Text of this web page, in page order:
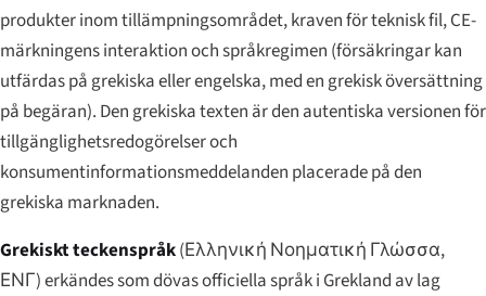
produkter inom tillämpningsområdet, kraven för teknisk fil, CE-
märkningens interaktion och språkregimen (försäkringar kan
utfärdas på grekiska eller engelska, med en grekisk översättning
på begäran). Den grekiska texten är den autentiska versionen för
tillgänglighetsredogörelser och
konsumentinformationsmeddelanden placerade på den
grekiska marknaden.
Grekiskt teckenspråk(Ελληνική Νοηματική Γλώσσα,
ΕΝΓ) erkändes som dövas officiella språk i Grekland av lag